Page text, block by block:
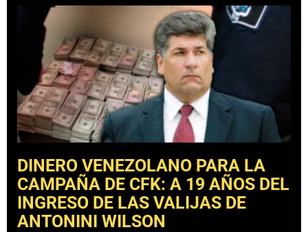
DINERO VENEZOLANO PARA LA
CAMPAÑA DE CFK: A 19 AÑOS DEL
INGRESO DE LAS VALIJAS DE
ANTONINI WILSON